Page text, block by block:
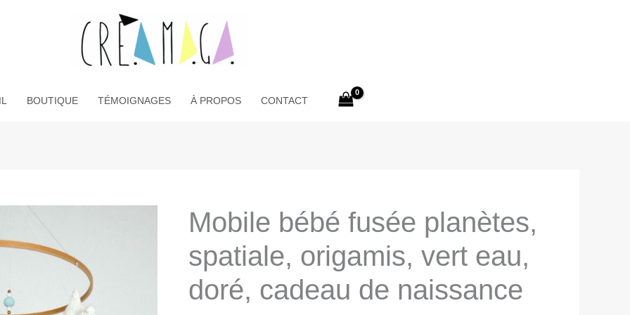
BOUTIQUE TÉMOIGNAGES À PROPOS CONTACT
Mobile bébé fusée planètes,
spatiale, origamis, vert eau,
doré, cadeau de naissance